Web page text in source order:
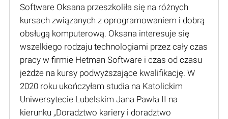
Software Oksana przeszkoliła się na różnych
kursach związanych z oprogramowaniem i dobrą
obsługą komputerową. Oksana interesuje się
wszelkiego rodzaju technologiami przez cały czas
pracy w firmie Hetman Software i czas od czasu
jeżdże na kursy podwyższające kwalifikację. W
2020 roku ukończyłam studia na Katolickim
Uniwersytecie Lubelskim Jana Pawła II na
kierunku „Doradztwo kariery i doradztwo